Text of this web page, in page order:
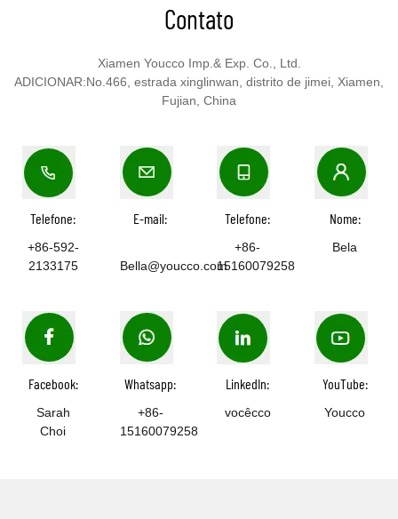
Contato
Xiamen Youcco Imp.& Exp. Co., Ltd.
ADICIONAR:No.466, estrada xinglinwan, distrito de jimei, Xiamen,
Fujian, China
Telefone:
+86-592-
2133175
E-mail:
Bella@youcco.com
Telefone:
+86-
15160079258
Nome:
Bela
Facebook:
Sarah
Choi
Whatsapp:
+86-
15160079258
LinkedIn:
vocêcco
YouTube:
Youcco